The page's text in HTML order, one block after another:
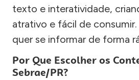
texto e interatividade,
atrativo e fácil de consumir.
quer se informar de forma
Por Que Escolher os
Sebrae/PR?